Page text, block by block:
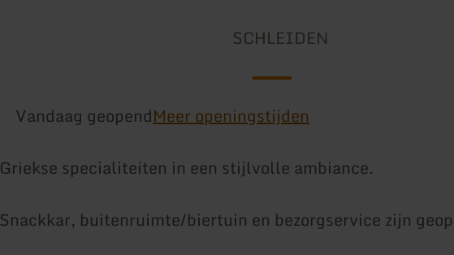
SCHLEIDEN
Vandaag geopendMeer openingstijden
Griekse specialiteiten in een stijlvolle ambiance.
Snackkar, buitenruimte/biertuin en bezorgservice zijn